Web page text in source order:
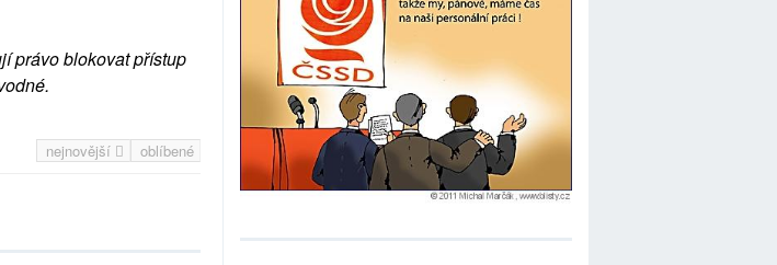
právo blokovat přístup
nejnovější oblíbené